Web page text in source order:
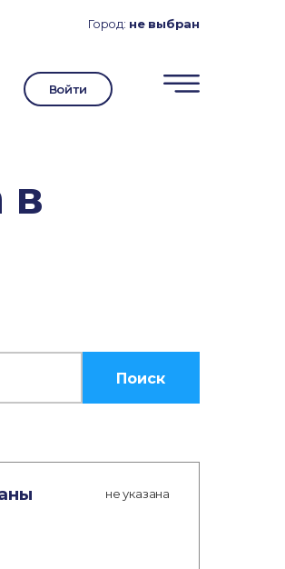
Город: не выбран
Войти
в
Поиск
не указана